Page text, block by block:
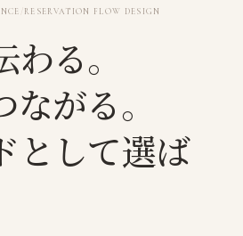
RESERVATION FLOW DESIGN
る。
がる。
として選ば